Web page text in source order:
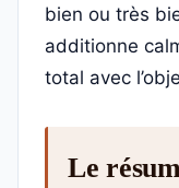
bien ou très
additionne
total avec
Le